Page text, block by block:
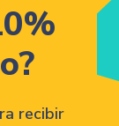
recibir